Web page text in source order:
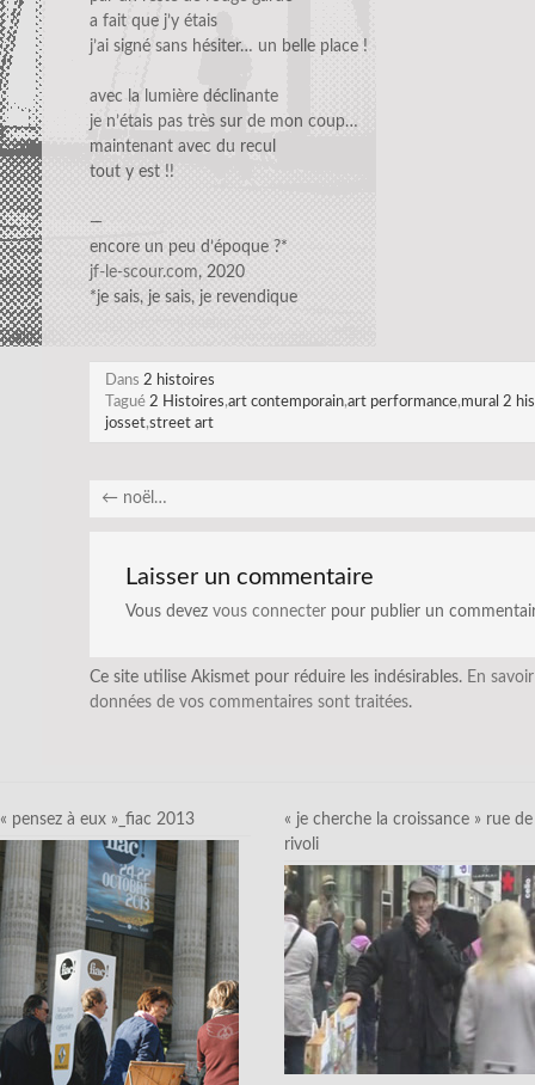
a fait que j’y étais
j’ai signé sans hésiter… un belle place !
avec la lumière déclinante
je n’étais pas très sur de mon coup…
maintenant avec du recul
tout y est !!
—
encore un peu d’époque ?*
jf-le-scour.com, 2020
*je sais, je sais, je revendique
Dans 2 histoires
Tagué 2 Histoires,art contemporain,art performance,mural 2
josset,street art
← noël…
Laisser un commentaire
Vous devez vous connecter pour publier un
Ce site utilise Akismet pour réduire les indésirables. En
données de vos commentaires sont traitées.
« pensez à eux »_fiac 2013
« je cherche la croissance » rue de
rivoli